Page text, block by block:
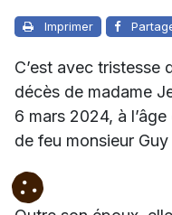
Imprimer
C’est avec tristesse
décès de madame
6 mars 2024, à
de feu monsieur